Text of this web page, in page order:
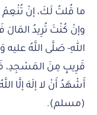
ما قُلتُ لَكَ، إنْ تُنْعِمْ
وإنْ كُنْتَ تُرِيدُ
اللهِ- صَلَّى اللَّهُ
قَرِيبٍ مِنَ المَسْجِدِ،
أَشْهَدُ أَنْ لا إلَهَ إلَّا
(مسلم).